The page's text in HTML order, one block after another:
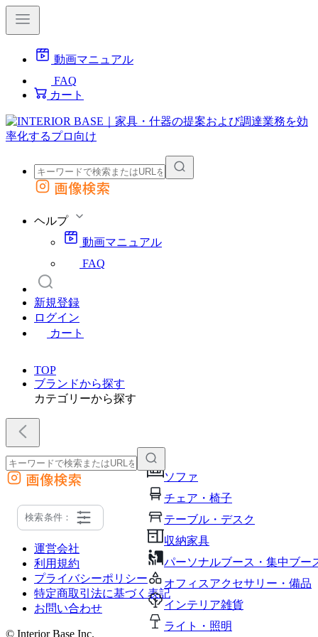
動画マニュアル
FAQ
カート
外部サイトの商品をカートに追加
画像検索
ヘルプ
動画マニュアル
FAQ
新規登録
ログイン
カート
TOP
ブランドから探す
カテゴリーから探す
ソファ
チェア・椅子
テーブル・デスク
収納家具
パーソナルブース・集中ブー
オフィスアクセサリー・備品
インテリア雑貨
ライト・照明
外部サイトの商品をカートに追加
他のサイトで見つけた商品ページのURLを貼り付けて、カートに追加できます
画像検索
検索条件：
運営会社
利用規約
プライバシーポリシー
特定商取引法に基づく表記
お問い合わせ
© Interior Base Inc.